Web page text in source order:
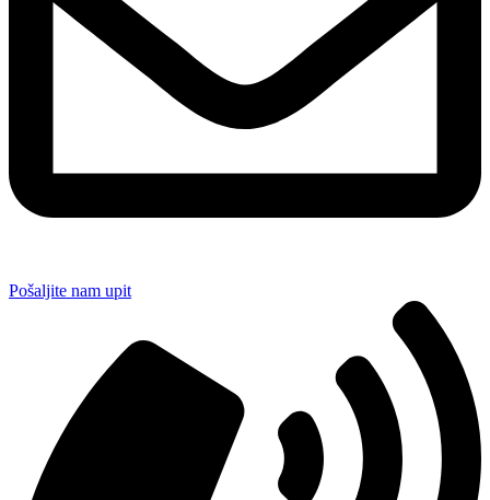
Pošaljite nam upit